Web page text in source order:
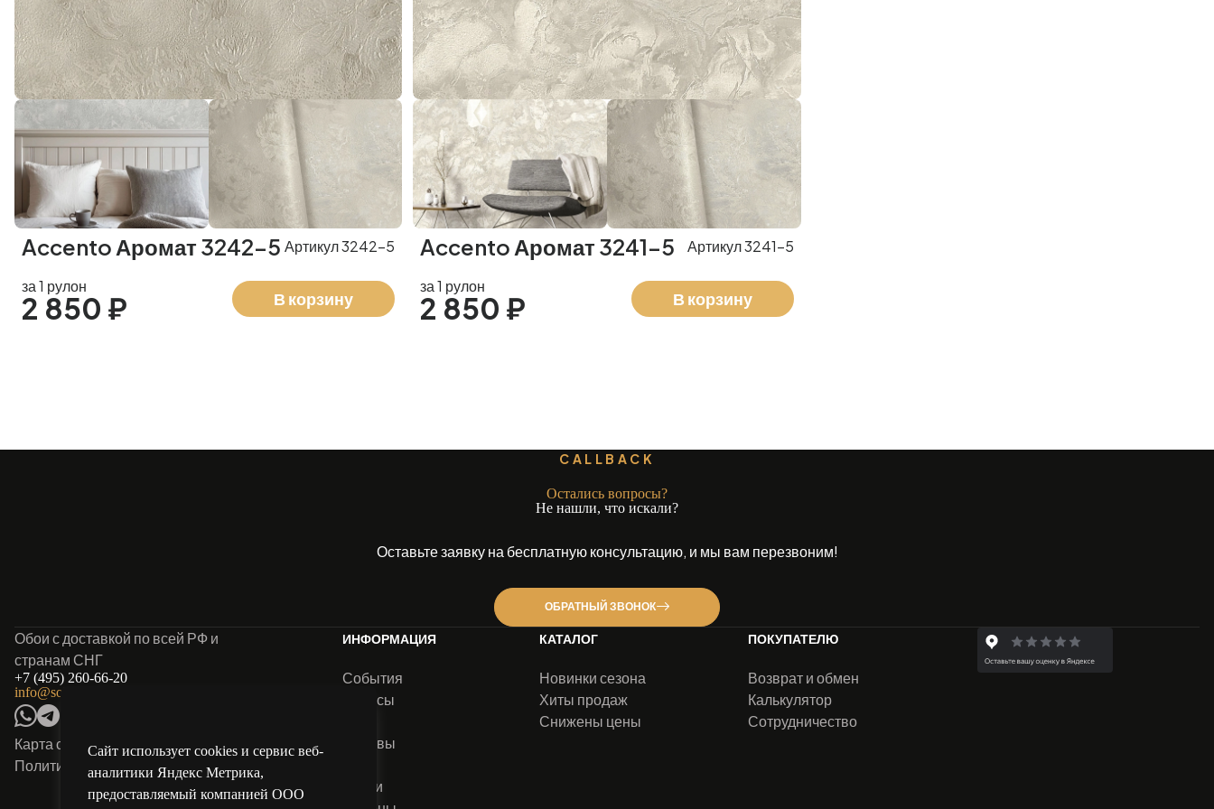
Accento Аромат 3242-5 Артикул 3242-5
за 1 рулон
2 850 ₽ В корзину
Accento Аромат 3241-5 Артикул 3241-5
за 1 рулон
2 850 ₽ В корзину
CALLBACK
Остались вопросы?
Не нашли, что искали?
Оставьте заявку на бесплатную консультацию, и мы вам перезвоним!
ОБРАТНЫЙ ЗВОНОК
Обои с доставкой по всей РФ и
странам СНГ
+7 (495) 260-66-20
info@solo-oboi.ru
Карта сайта
Политика конфиденциальности
ИНФОРМАЦИЯ
События
Анонсы
Отзывы
Акции
КАТАЛОГ
Новинки сезона
Хиты продаж
Снижены цены
ПОКУПАТЕЛЮ
Возврат и обмен
Калькулятор
Сотрудничество
Сайт использует cookies и сервис веб-
аналитики Яндекс Метрика,
предоставляемый компанией ООО